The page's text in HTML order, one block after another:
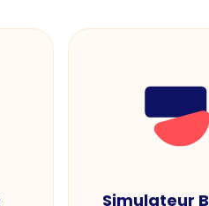
Simulateur